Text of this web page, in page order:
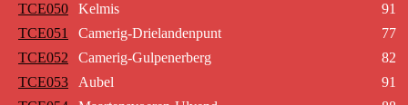
TCE050
Kelmis
91
TCE051
Camerig-Drielandenpunt
77
TCE052
Camerig-Gulpenerberg
82
TCE053
Aubel
91